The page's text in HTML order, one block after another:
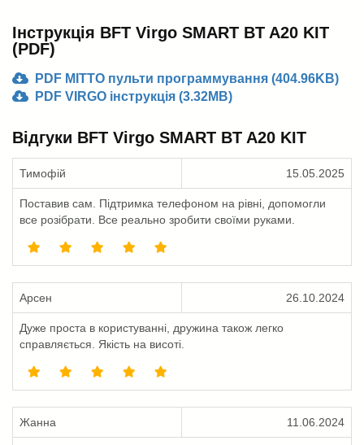
Інструкція BFT Virgo SMART BT A20 KIT
(PDF)
PDF MITTO пульти программування (404.96KB)
PDF VIRGO інструкція (3.32MB)
Відгуки BFT Virgo SMART BT A20 KIT
Тимофій 15.05.2025
Поставив сам. Підтримка телефоном на рівні, допомогли
все розібрати. Все реально зробити своїми руками.
Арсен 26.10.2024
Дуже проста в користуванні, дружина також легко
справляється. Якість на висоті.
Жанна 11.06.2024